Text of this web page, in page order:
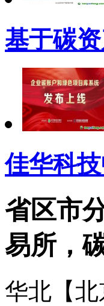
基于碳
佳华科
省区市
易所，
华北【